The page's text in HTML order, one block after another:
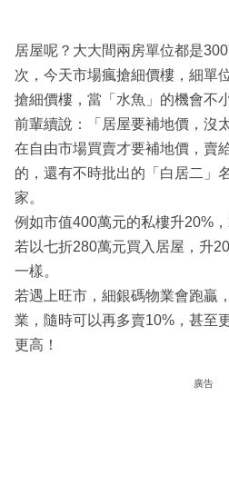
居屋呢？大大間兩房單位都是
次，今天市場瘋搶細價樓，細單
搶細價樓，當「水魚」的機會不
前輩續說：「居屋要補地價，沒
在自由市場買賣才要補地價，賣
的，還有不時批出的「白居二」
家。
例如市值400萬元的私樓升20%，
若以七折280萬元買入居屋，升
一樣。
若遇上旺市，細銀碼物業會跑贏
業，隨時可以再多賣10%，甚至
更高！
廣告